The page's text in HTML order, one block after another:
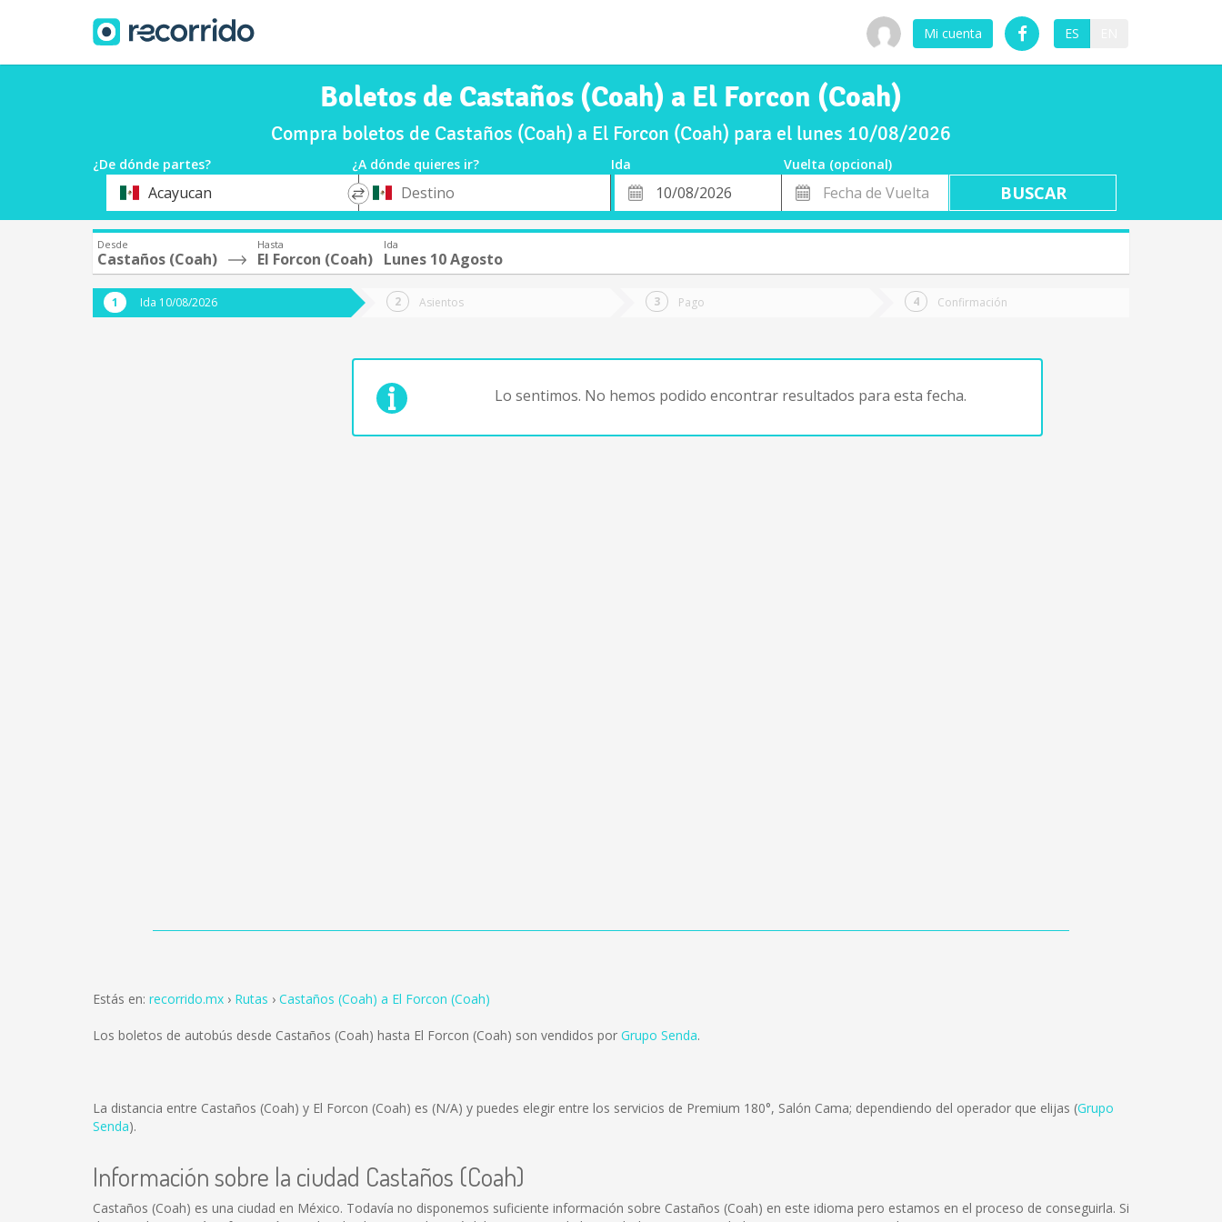
Mi cuenta ES
Boletos de Castaños (Coah) a El Forcon (Coah)
Compra boletos de Castaños (Coah) a El Forcon (Coah) para el lunes 10/08/2026
¿De dónde partes? ¿A dónde quieres ir? Ida
Vuelta (opcional)
OrigenAcayucan
*
Destino
Fecha
de
Fecha
de
Vuelta
Desde
Castaños (Coah)
Hasta
El Forcon (Coah)
Ida
Lunes 10 Agosto
Ida 10/08/2026 Asientos Pago Confirmación
Lo sentimos. No hemos podido encontrar resultados para esta fecha.
Estás en: recorrido.mx Rutas Castaños (Coah) a El Forcon (Coah)
Los boletos de autobús desde Castaños (Coah) hasta El Forcon (Coah) son vendidos por Grupo Senda.
La distancia entre Castaños (Coah) y El Forcon (Coah) es (N/A) y puedes elegir entre los servicios de Premium 180°, Salón Cama; dependiendo del operador que elijas (Grupo
Senda).
Información sobre la ciudad Castaños (Coah)
Castaños (Coah) es una ciudad en México. Todavía no disponemos suficiente información sobre Castaños (Coah) en este idioma pero estamos en el proceso de conseguirla. Si